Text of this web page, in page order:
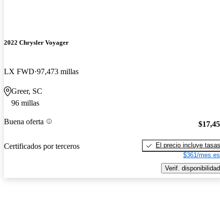
2022 Chrysler Voyager
LX FWD 97,473 millas
Greer, SC
96 millas
Buena oferta
Certificados por terceros
El precio incluye tasas
$361/mes
Verif. disponibilidad